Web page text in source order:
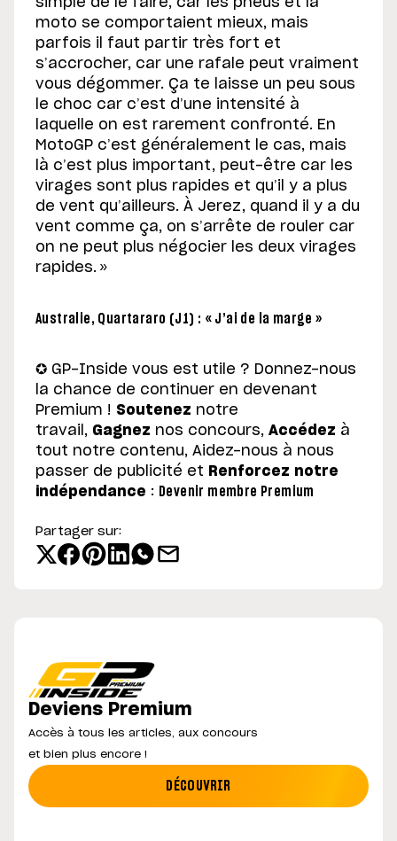
simple de le faire, car les pneus et la
moto se comportaient mieux, mais
parfois il faut partir très fort et
s’accrocher, car une rafale peut vraiment
vous dégommer. Ça te laisse un peu sous
le choc car c’est d’une intensité à
laquelle on est rarement confronté. En
MotoGP c’est généralement le cas, mais
là c’est plus important, peut-être car les
virages sont plus rapides et qu’il y a plus
de vent qu’ailleurs. À Jerez, quand il y a du
vent comme ça, on s’arrête de rouler car
on ne peut plus négocier les deux virages
rapides. »
Australie, Quartararo (J1) : « J’ai de la marge »
✪ GP-Inside vous est utile ? Donnez-nous
la chance de continuer en devenant
Premium ! Soutenez notre
travail, Gagnez nos concours, Accédez à
tout notre contenu, Aidez-nous à nous
passer de publicité et Renforcez notre
indépendance : Devenir membre Premium
Partager sur:
Deviens Premium
Accès à tous les articles, aux concours
et bien plus encore !
DÉCOUVRIR